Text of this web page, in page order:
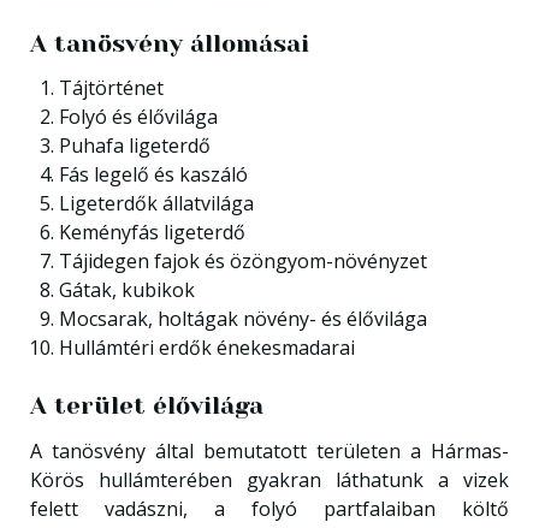
A tanösvény állomásai
Tájtörténet
Folyó és élővilága
Puhafa ligeterdő
Fás legelő és kaszáló
Ligeterdők állatvilága
Keményfás ligeterdő
Tájidegen fajok és özöngyom-növényzet
Gátak, kubikok
Mocsarak, holtágak növény- és élővilága
Hullámtéri erdők énekesmadarai
A terület élővilága
A tanösvény által bemutatott területen a Hármas-
Körös hullámterében gyakran láthatunk a vizek
felett vadászni, a folyó partfalaiban költő